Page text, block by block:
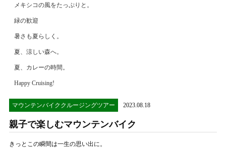
メキシコの風をたっぷりと。
緑の歓迎
暑さも夏らしく。
夏、涼しい森へ。
夏、カレーの時間。
Happy Cruising!
マウンテンバイククルージングツアー 2023.08.18
親子で楽しむマウンテンバイク
きっとこの瞬間は一生の思い出に。